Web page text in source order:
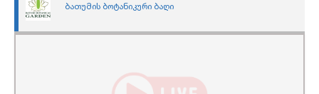
ბათუმის ბოტანიკური ბაღი